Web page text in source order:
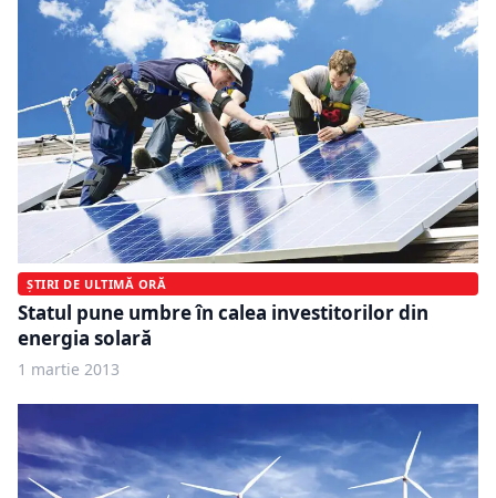
ȘTIRI DE ULTIMĂ ORĂ
Statul pune umbre în calea investitorilor din
energia solară
1 martie 2013